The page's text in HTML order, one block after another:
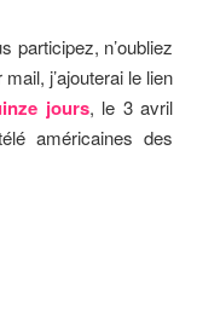
participez, n’oubliez
j’ajouterai le lien
jours, le 3 avril
américaines des